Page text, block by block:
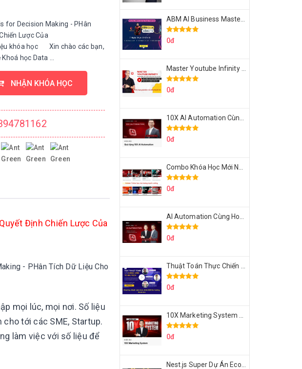
for Decision Making - PHân
Lược Của
khóa học Xin chào các bạn,
học Data ...
NHẬN KHÓA HỌC
Định Chiến Lược Của
- PHân Tích Dữ Liệu Cho
mọi lúc, mọi nơi. Số liệu
tới các SME, Startup.
làm việc với số liệu để
0đ
0đ
0đ
0đ
0đ
0đ
0đ